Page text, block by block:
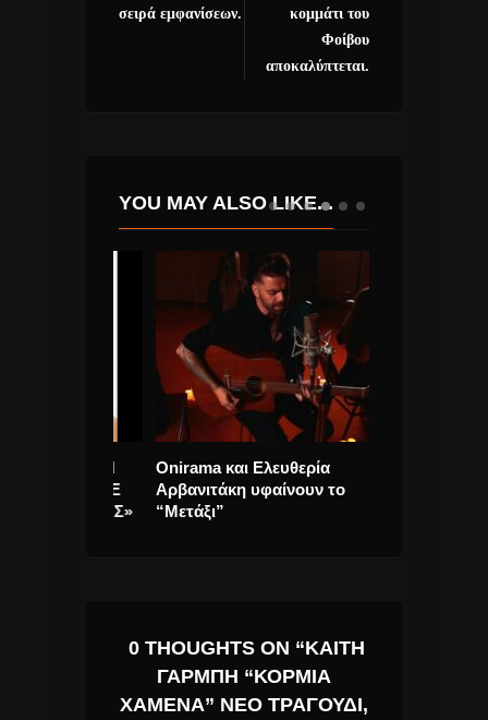
σειρά εμφανίσεων.
κομμάτι του
Φοίβου
αποκαλύπτεται.
YOU MAY ALSO LIKE...
Onirama και Ελευθερία
Αρβανιτάκη υφαίνουν το
“Μετάξι”
0 THOUGHTS ON “ΚΑΊΤΗ
ΓΑΡΜΠΉ “ΚΟΡΜΙΆ
ΧΑΜΈΝΑ” ΝΈΟ ΤΡΑΓΟΎΔΙ,